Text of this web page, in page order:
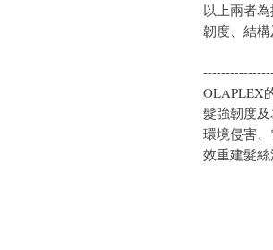
以上兩者
韌度、結構
OLAPLEX
髮強韌度
環境侵害
效重建髮絲